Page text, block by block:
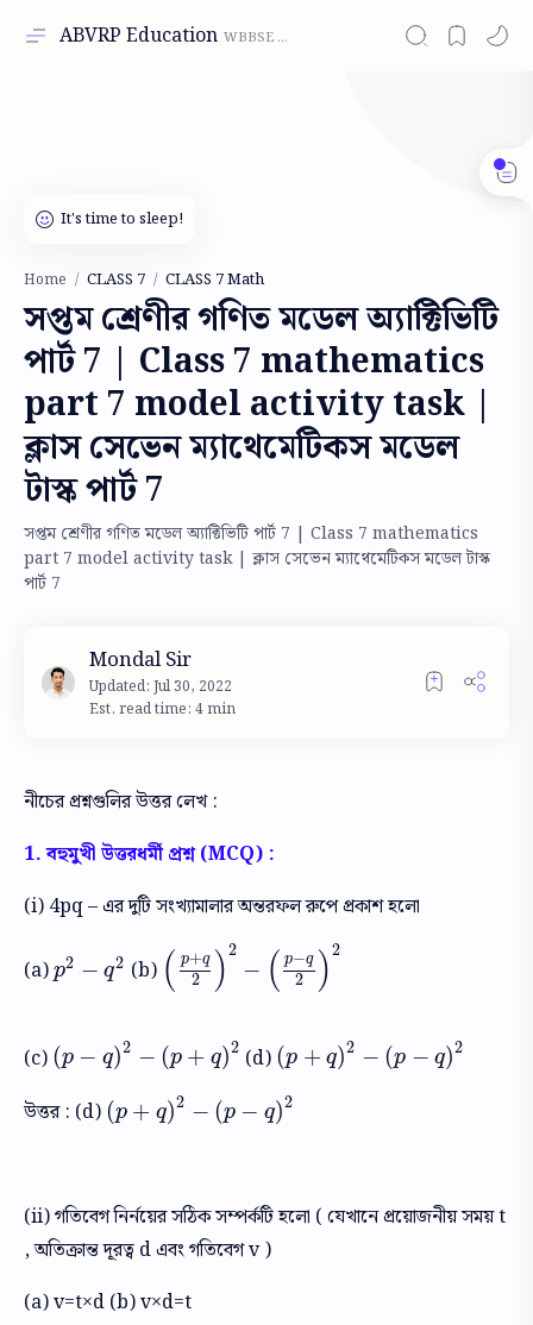
ABVRP Education
Home CLASS 7 CLASS 7 Math
সপ্তম শ্রেণীর গণিত মডেল অ্যাক্টিভিটি
পার্ট 7 | Class 7 mathematics
part 7 model activity task |
ক্লাস সেভেন ম্যাথেমেটিকস মডেল
টাস্ক পার্ট 7
সপ্তম শ্রেণীর গণিত মডেল অ্যাক্টিভিটি পার্ট 7 | Class 7 mathematics
part 7 model activity task | ক্লাস সেভেন ম্যাথেমেটিকস মডেল টাস্ক
পার্ট 7
Est. read time: 4 min
নীচের প্রশ্নগুলির উত্তর লেখ :
1. বহুমুখী উত্তরধর্মী প্রশ্ন (MCQ) :
(i) 4pq – এর দুটি সংখ্যামালার অন্তরফল রুপে প্রকাশ হলো
(a) p2 − q2
p2 −q 2 (b) ( p+q
2 )2
− ( p−q
2 )2
(p+q2 )2 (p −q2)2
(c) (p − q)2 − (p + q)2
(p−q) 2−(p+q)2 (d) (p + q)2 − (p − q)2
(p+q)2−(p−q)2
উত্তর : (d) (p + q)2 − (p − q)2
(p+q) 2−(p−q)2
(ii) গতিবেগ নির্নয়ের সঠিক সম্পর্কটি হলো ( যেখানে প্রয়োজনীয় সময় t
, অতিক্রান্ত দূরত্ব d এবং গতিবেগ v )
(a) v=t×d (b) v×d=t